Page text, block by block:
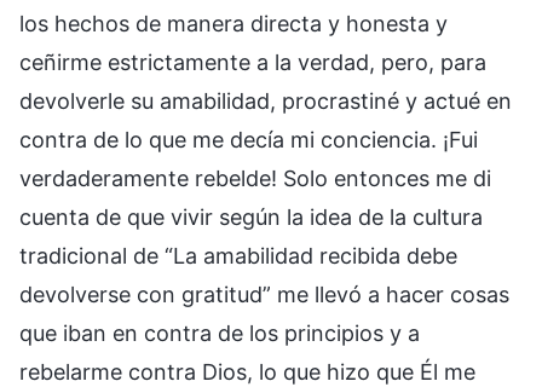
los hechos de manera directa y honesta y
ceñirme estrictamente a la verdad, pero, para
devolverle su amabilidad, procrastiné y actué en
contra de lo que me decía mi conciencia. ¡Fui
verdaderamente rebelde! Solo entonces me di
cuenta de que vivir según la idea de la cultura
tradicional de “La amabilidad recibida debe
devolverse con gratitud” me llevó a hacer cosas
que iban en contra de los principios y a
rebelarme contra Dios, lo que hizo que Él me